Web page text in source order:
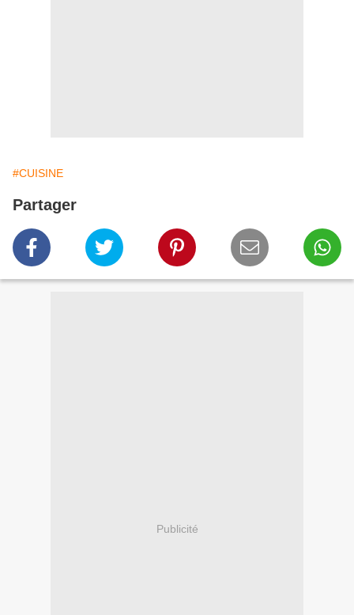
#CUISINE
Partager
Publicité